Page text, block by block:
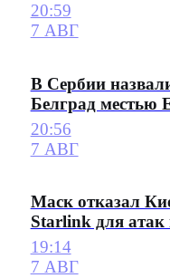
20:59
7 АВГ
В Сербии
Белград местью
20:56
7 АВГ
Маск отказал
Starlink для атак
19:14
7 АВГ